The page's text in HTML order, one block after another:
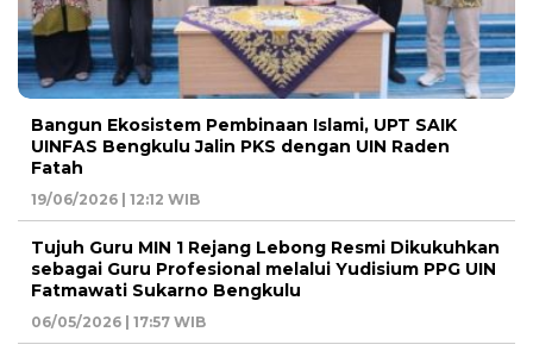
Bangun Ekosistem Pembinaan Islami, UPT SAIK
UINFAS Bengkulu Jalin PKS dengan UIN Raden
Fatah
19/06/2026 | 12:12 WIB
Tujuh Guru MIN 1 Rejang Lebong Resmi Dikukuhkan
sebagai Guru Profesional melalui Yudisium PPG UIN
Fatmawati Sukarno Bengkulu
06/05/2026 | 17:57 WIB